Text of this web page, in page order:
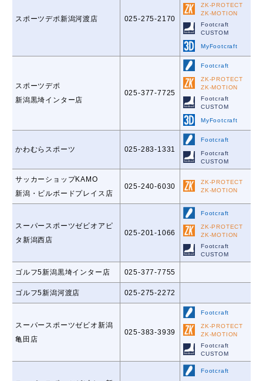
スポーツデポ新潟河渡店 025-275-2170
ZK-PROTECT
ZK-MOTION
Footcraft
CUSTOM
MyFootcraft
スポーツデポ
新潟黒埼インター店
025-377-7725
Footcraft
ZK-PROTECT
ZK-MOTION
Footcraft
CUSTOM
MyFootcraft
かわむらスポーツ 025-283-1331
Footcraft
Footcraft
CUSTOM
サッカーショップKAMO
新潟・ビルボードプレイス店
025-240-6030
ZK-PROTECT
ZK-MOTION
スーパースポーツゼビオアピ
タ新潟西店
025-201-1066
Footcraft
ZK-PROTECT
ZK-MOTION
Footcraft
CUSTOM
ゴルフ5新潟黒埼インター店 025-377-7755
ゴルフ5新潟河渡店 025-275-2272
スーパースポーツゼビオ新潟
亀田店
025-383-3939
Footcraft
ZK-PROTECT
ZK-MOTION
Footcraft
CUSTOM
Footcraft